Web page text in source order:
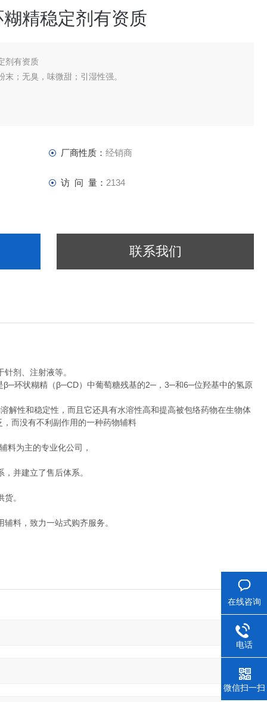
精稳定剂有资质
剂有资质
；无臭，味微甜；引湿性强。
厂商性质： 经销商
访 问 量： 2134
联系我们
剂、注射液等。
环状糊精（β─CD）中葡萄糖残基的2─，3─和6─位羟基中的氢原
解性和稳定性，而且它还具有水溶性高和提高被包络药物在生物体
而没有不利副作用的一种药物辅料
料为主的专业化公司，
并建立了售后体系。
。
料，致力一站式购齐服务。
在线咨询
电话
微信扫一扫